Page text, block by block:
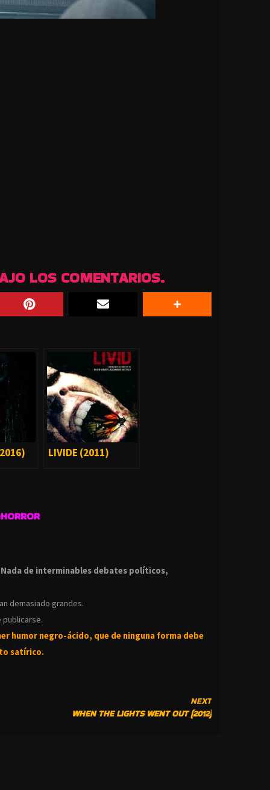
LOS COMENTARIOS.
LIVIDE (2011)
Nada de interminables debates políticos,
demasiado grandes.
publicarse.
humor negro-ácido, que de ninguna forma debe
satírico.
NEXT
WHEN THE LIGHTS WENT OUT (2012)